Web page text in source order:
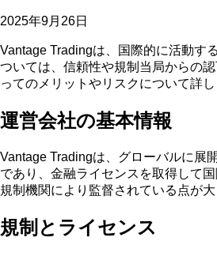
2025年9月26日
Vantage Tradingは、国際的に活動す
ついては、信頼性や規制当局からの
ってのメリットやリスクについて詳し
運営会社の基本情報
Vantage Tradingは、グローバルに展
であり、金融ライセンスを取得して
規制機関により監督されている点が大
規制とライセンス